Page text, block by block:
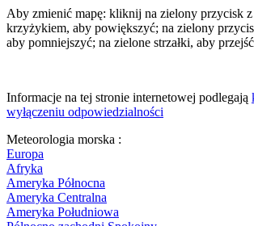
Aby zmienić mapę: kliknij na zielony przycisk
krzyżykiem, aby powiększyć; na zielony
aby pomniejszyć; na zielone strzałki, aby
Informacje na tej stronie internetowej podlegają
wyłączeniu odpowiedzialności
Meteorologia morska :
Europa
Afryka
Ameryka Północna
Ameryka Centralna
Ameryka Południowa